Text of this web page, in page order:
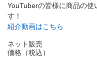
YouTuberの皆様に商品の使
す！
紹介動画はこちら
ネット販売
価格（税込）